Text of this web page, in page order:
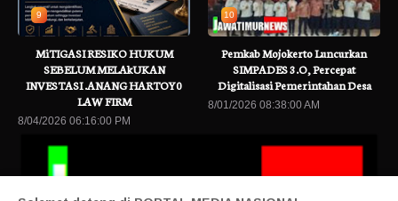
9
MiTIGASI RESIKO HUKUM
SEBELUM MELAkUKAN
INVESTASI .ANANG HARTOY0
LAW FIRM
8/04/2026 06:16:00 PM
10
Pemkab Mojokerto Luncurkan
SIMPADES 3.O, Percepat
Digitalisasi Pemerintahan Desa
8/01/2026 08:38:00 AM